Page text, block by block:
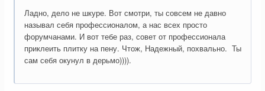
Ладно, дело не шкуре. Вот смотри, ты совсем не давно
называл себя профессионалом, а нас всех просто
форумчанами. И вот тебе раз, совет от профессионала
приклеить плитку на пену. Чтож, Надежный, похвально. Ты
сам себя окунул в дерьмо)))).